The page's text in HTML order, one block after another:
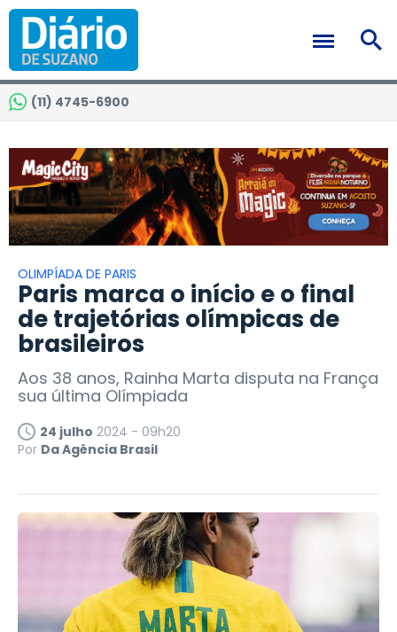
(11) 4745-6900
OLIMPÍADA DE PARIS
Paris marca o início e o final
de trajetórias olímpicas de
brasileiros
Aos 38 anos, Rainha Marta disputa na França
sua última Olímpiada
24 julho 2024 - 09h20
Por Da Agência Brasil